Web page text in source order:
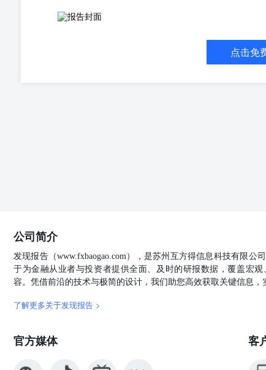
市场分析 价格与基差：2026-06-01，尿素主力收盘
（-24）；河南基差：-23元/吨（-44）；江苏基差：-
（-58）。 供应端：截至2026-06-01，企业产能利用率
润
单
单
格
格
差
基差
价差
9-1价差
点击免
公司简介
发现报告（www.fxbaogao.com），是苏州互方得信息科技有限公
于为金融从业者与投资者提供全面、及时的研报数据，覆盖宏
容。凭借前沿的技术与极简的设计，我们助您高效获取关键信息，
了解更多关于发现报告 >
官方媒体 客